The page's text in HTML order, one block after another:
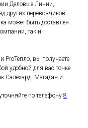
Деловые Линии,
других перевозчиков.
может быть доставлен
так и
ProТепло, вы получаете
удобной для вас точке
Салехард, Магадан и
по телефону 8